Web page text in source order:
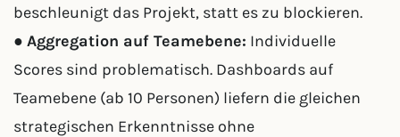
beschleunigt das Projekt, statt es zu blockieren.
● Aggregation auf Teamebene: Individuelle
Scores sind problematisch. Dashboards auf
Teamebene (ab 10 Personen) liefern die gleichen
strategischen Erkenntnisse ohne